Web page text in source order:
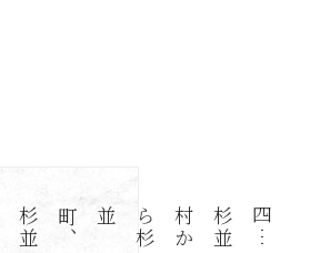
四
…
杉
並
村
か
ら
杉
並町
、
杉
並
区